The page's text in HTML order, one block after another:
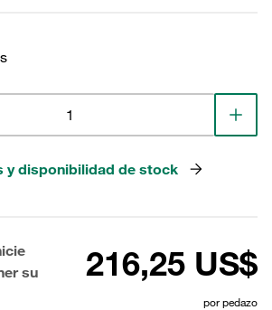
y disponibilidad de stock
su
216,25 US$
por pedazo